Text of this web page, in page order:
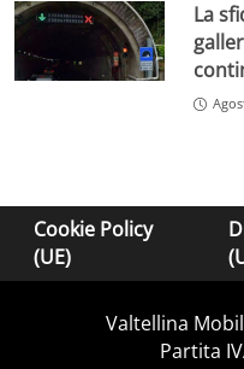
La
Cookie Policy
(UE)
Valtellina
Partita